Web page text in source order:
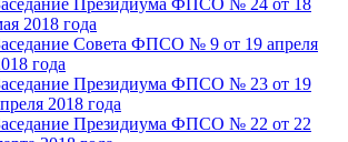
2018 года
Совета ФПСО № 9 от 19 апреля
года
Президиума ФПСО № 23 от 19
2018 года
Президиума ФПСО № 22 от 22